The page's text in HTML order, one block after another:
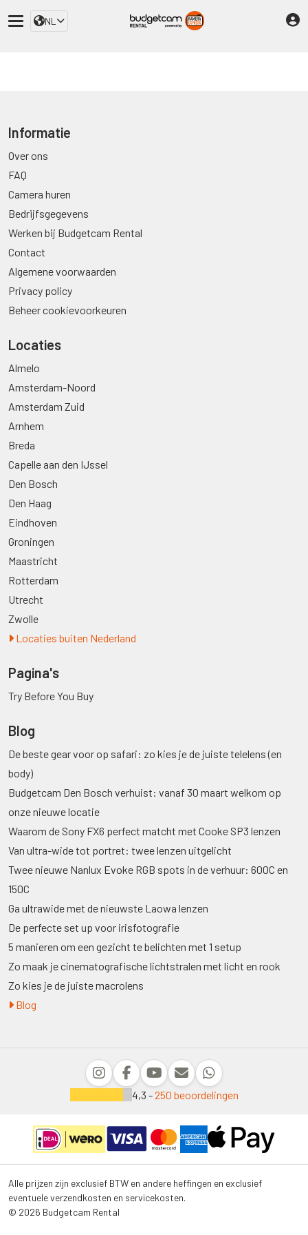
NL
Informatie
Over ons
FAQ
Camera huren
Bedrijfsgegevens
Werken bij Budgetcam Rental
Contact
Algemene voorwaarden
Privacy policy
Beheer cookievoorkeuren
Locaties
Almelo
Amsterdam-Noord
Amsterdam Zuid
Arnhem
Breda
Capelle aan den IJssel
Den Bosch
Den Haag
Eindhoven
Groningen
Maastricht
Rotterdam
Utrecht
Zwolle
Locaties buiten Nederland
Pagina's
Try Before You Buy
Blog
De beste gear voor op safari: zo kies je de juiste telelens (en
body)
Budgetcam Den Bosch verhuist: vanaf 30 maart welkom op
onze nieuwe locatie
Waarom de Sony FX6 perfect matcht met Cooke SP3 lenzen
Van ultra-wide tot portret: twee lenzen uitgelicht
Twee nieuwe Nanlux Evoke RGB spots in de verhuur: 600C en
150C
Ga ultrawide met de nieuwste Laowa lenzen
De perfecte set up voor irisfotografie
5 manieren om een gezicht te belichten met 1 setup
Zo maak je cinematografische lichtstralen met licht en rook
Zo kies je de juiste macrolens
Blog
4,3 -250 beoordelingen
Alle prijzen zijn exclusief BTW en andere heffingen en exclusief
eventuele verzendkosten en servicekosten.
© 2026 Budgetcam Rental